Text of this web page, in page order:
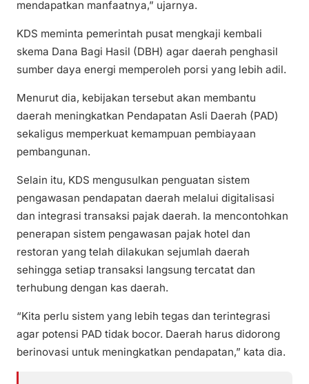
mendapatkan manfaatnya,” ujarnya.
KDS meminta pemerintah pusat mengkaji kembali
skema Dana Bagi Hasil (DBH) agar daerah penghasil
sumber daya energi memperoleh porsi yang lebih adil.
Menurut dia, kebijakan tersebut akan membantu
daerah meningkatkan Pendapatan Asli Daerah (PAD)
sekaligus memperkuat kemampuan pembiayaan
pembangunan.
Selain itu, KDS mengusulkan penguatan sistem
pengawasan pendapatan daerah melalui digitalisasi
dan integrasi transaksi pajak daerah. Ia mencontohkan
penerapan sistem pengawasan pajak hotel dan
restoran yang telah dilakukan sejumlah daerah
sehingga setiap transaksi langsung tercatat dan
terhubung dengan kas daerah.
“Kita perlu sistem yang lebih tegas dan terintegrasi
agar potensi PAD tidak bocor. Daerah harus didorong
berinovasi untuk meningkatkan pendapatan,” kata dia.